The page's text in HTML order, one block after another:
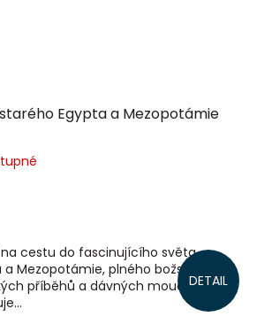
Egypta a Mezopotámie
DETAIL
cestu do fascinujícího světa
Mezopotámie, plného božských
příběhů a dávných moudrostí.